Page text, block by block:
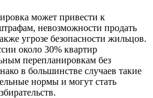
может привести к
невозможности продать
угрозе безопасности жильцов.
около 30% квартир
перепланировкам без
в большинстве случаев такие
нормы и могут стать